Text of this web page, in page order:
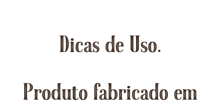
Dicas de Uso.
Produto fabricado em